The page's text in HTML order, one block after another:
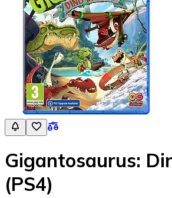
Gigantosaurus:
(PS4)